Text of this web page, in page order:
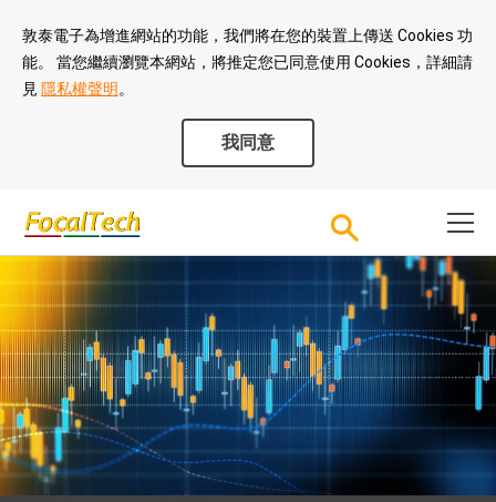
敦泰電子為增進網站的功能，我們將在您的裝置上傳送 Cookies 功
能。 當您繼續瀏覽本網站，將推定您已同意使用 Cookies，詳細請
見 隱私權聲明 。
我同意